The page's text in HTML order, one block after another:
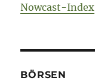
Nowcast-Index
BÖRSEN